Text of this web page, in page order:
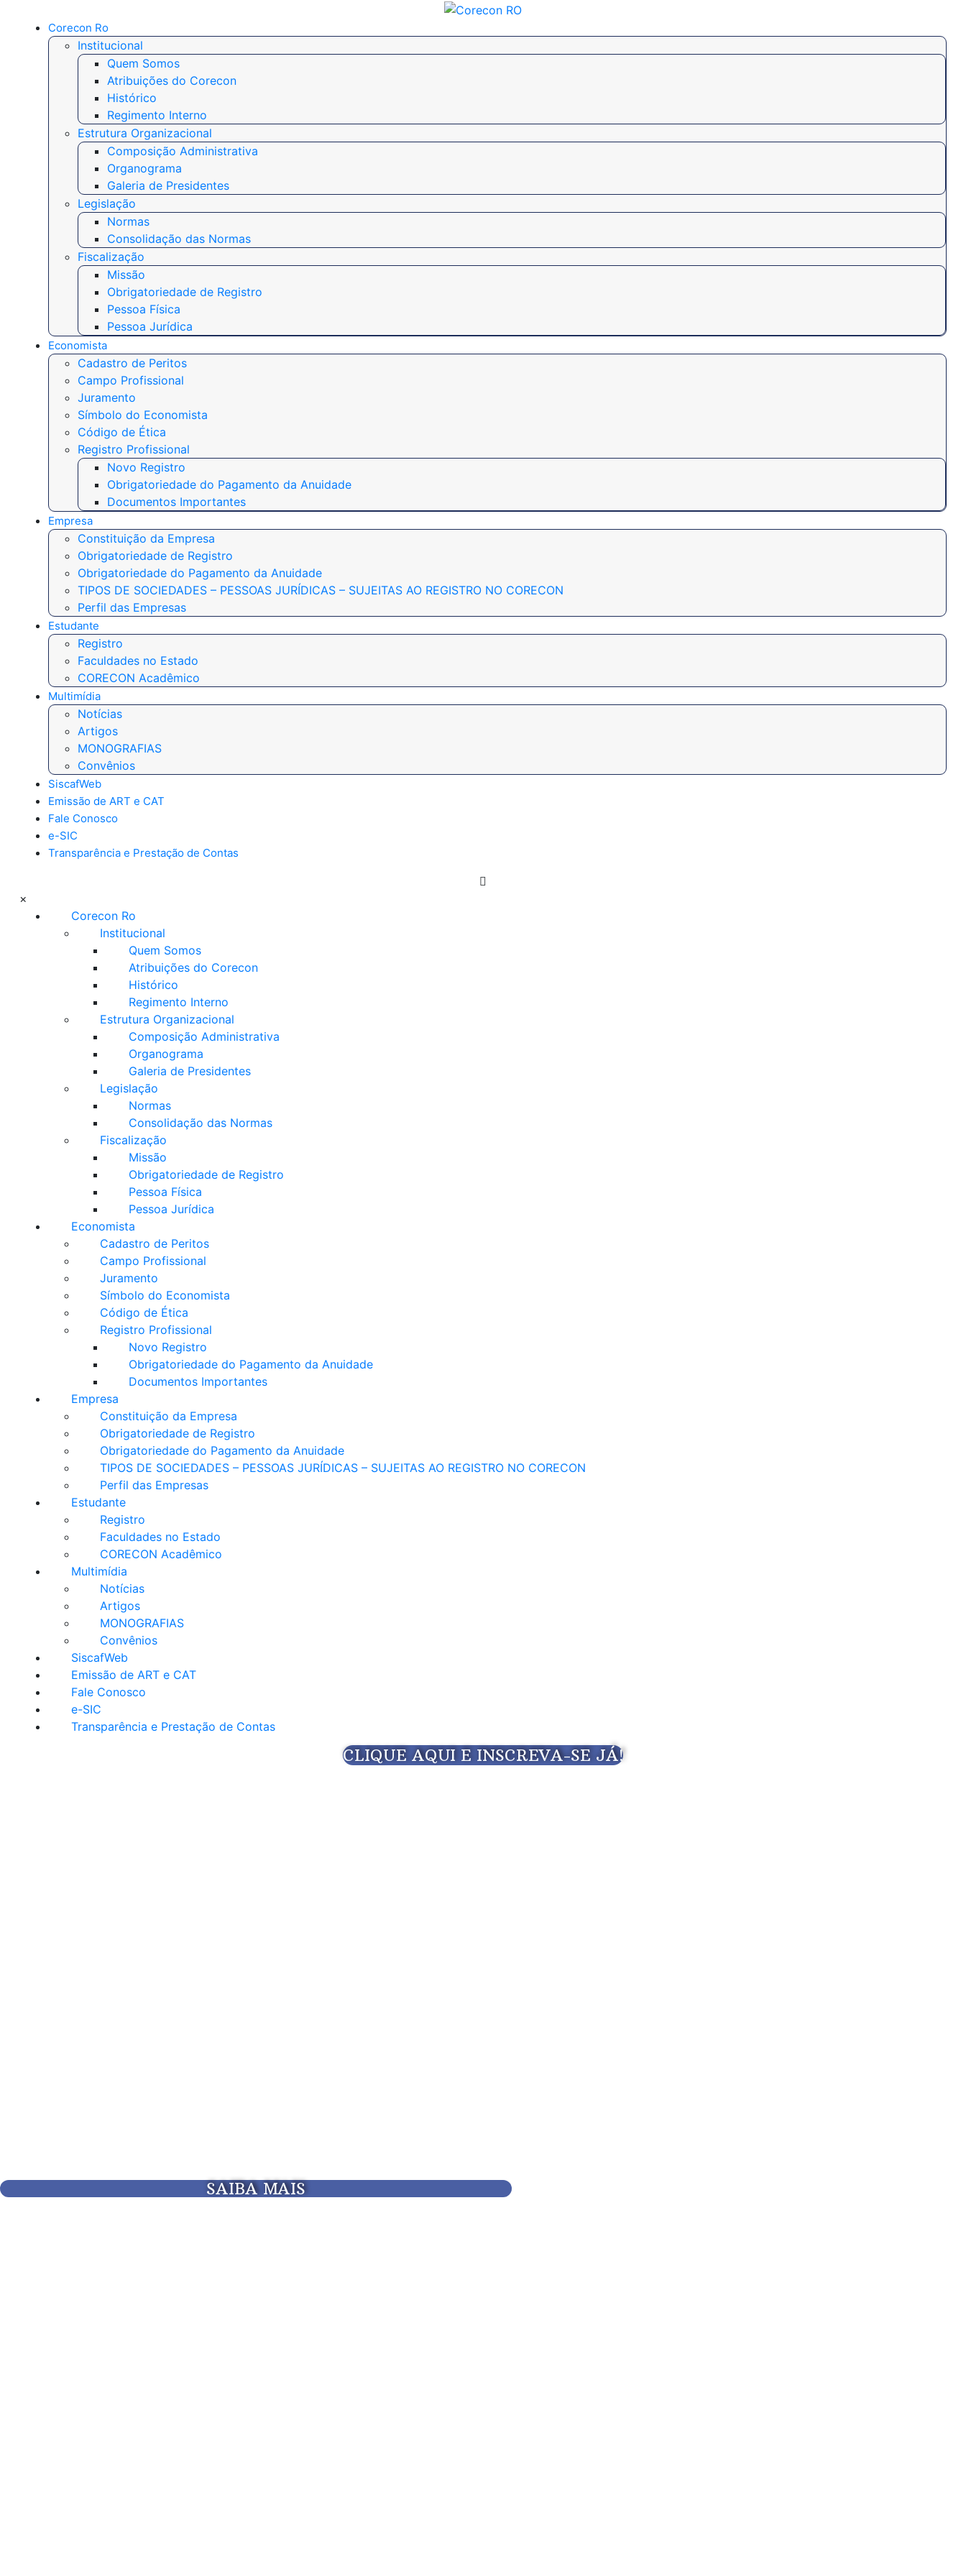
Corecon Ro
Institucional
Quem Somos
Atribuições do Corecon
Histórico
Regimento Interno
Estrutura Organizacional
Composição Administrativa
Organograma
Galeria de Presidentes
Legislação
Normas
Consolidação das Normas
Fiscalização
Missão
Obrigatoriedade de Registro
Pessoa Física
Pessoa Jurídica
Economista
Cadastro de Peritos
Campo Profissional
Juramento
Símbolo do Economista
Código de Ética
Registro Profissional
Novo Registro
Obrigatoriedade do Pagamento da Anuidade
Documentos Importantes
Empresa
Constituição da Empresa
Obrigatoriedade de Registro
Obrigatoriedade do Pagamento da Anuidade
TIPOS DE SOCIEDADES – PESSOAS JURÍDICAS – SUJEITAS AO REGISTRO NO CORECON
Perfil das Empresas
Estudante
Registro
Faculdades no Estado
CORECON Acadêmico
Multimídia
Notícias
Artigos
MONOGRAFIAS
Convênios
SiscafWeb
Emissão de ART e CAT
Fale Conosco
e-SIC
Transparência e Prestação de Contas
×
Corecon Ro
Institucional
Quem Somos
Atribuições do Corecon
Histórico
Regimento Interno
Estrutura Organizacional
Composição Administrativa
Organograma
Galeria de Presidentes
Legislação
Normas
Consolidação das Normas
Fiscalização
Missão
Obrigatoriedade de Registro
Pessoa Física
Pessoa Jurídica
Economista
Cadastro de Peritos
Campo Profissional
Juramento
Símbolo do Economista
Código de Ética
Registro Profissional
Novo Registro
Obrigatoriedade do Pagamento da Anuidade
Documentos Importantes
Empresa
Constituição da Empresa
Obrigatoriedade de Registro
Obrigatoriedade do Pagamento da Anuidade
TIPOS DE SOCIEDADES – PESSOAS JURÍDICAS – SUJEITAS AO REGISTRO NO CORECON
Perfil das Empresas
Estudante
Registro
Faculdades no Estado
CORECON Acadêmico
Multimídia
Notícias
Artigos
MONOGRAFIAS
Convênios
SiscafWeb
Emissão de ART e CAT
Fale Conosco
e-SIC
Transparência e Prestação de Contas
CLIQUE AQUI E INSCREVA-SE JÁ!
SAIBA MAIS